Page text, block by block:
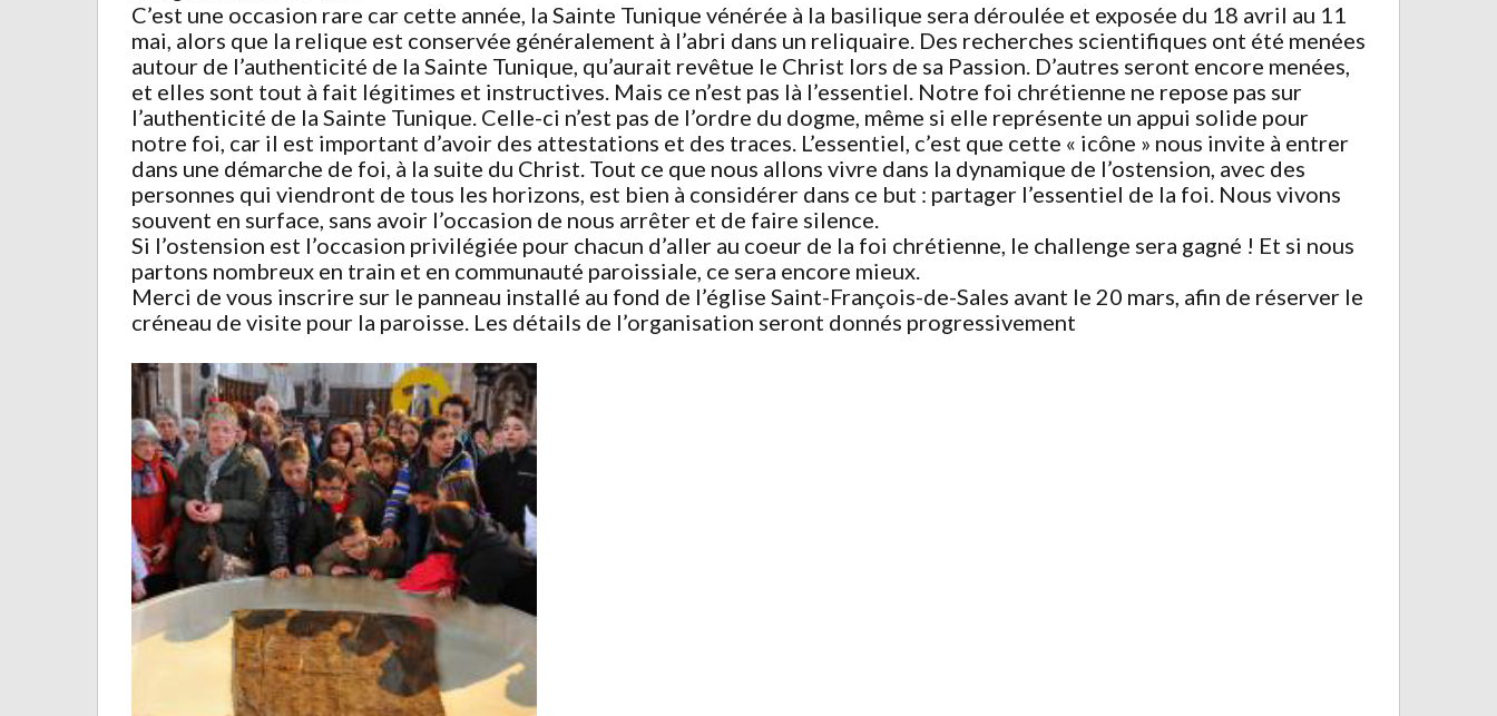
C’est une occasion rare car cette année, la Sainte Tunique vénérée à la basilique sera déroulée et exposée du 18 avril au 11
mai, alors que la relique est conservée généralement à l’abri dans un reliquaire. Des recherches scientifiques ont été menées
autour de l’authenticité de la Sainte Tunique, qu’aurait revêtue le Christ lors de sa Passion. D’autres seront encore menées,
et elles sont tout à fait légitimes et instructives. Mais ce n’est pas là l’essentiel. Notre foi chrétienne ne repose pas sur
l’authenticité de la Sainte Tunique. Celle-ci n’est pas de l’ordre du dogme, même si elle représente un appui solide pour
notre foi, car il est important d’avoir des attestations et des traces. L’essentiel, c’est que cette « icône » nous invite à entrer
dans une démarche de foi, à la suite du Christ. Tout ce que nous allons vivre dans la dynamique de l’ostension, avec des
personnes qui viendront de tous les horizons, est bien à considérer dans ce but : partager l’essentiel de la foi. Nous vivons
souvent en surface, sans avoir l’occasion de nous arrêter et de faire silence.
Si l’ostension est l’occasion privilégiée pour chacun d’aller au coeur de la foi chrétienne, le challenge sera gagné ! Et si nous
partons nombreux en train et en communauté paroissiale, ce sera encore mieux.
Merci de vous inscrire sur le panneau installé au fond de l’église Saint-François-de-Sales avant le 20 mars, afin de réserver le
créneau de visite pour la paroisse. Les détails de l’organisation seront donnés progressivement